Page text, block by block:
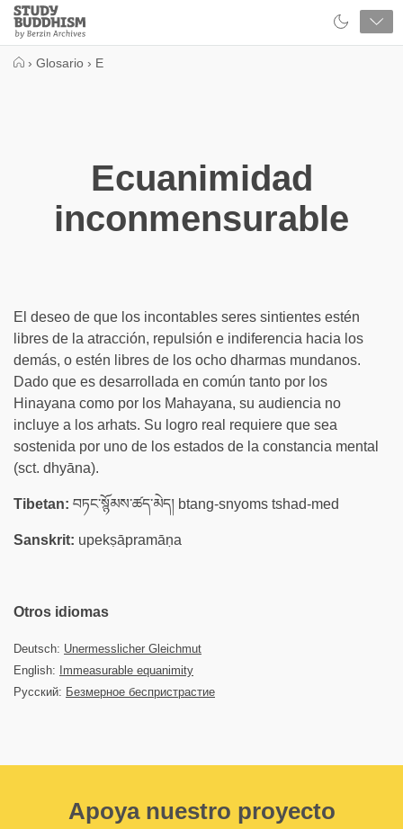
Close
Study
Buddhism
› Glosario › E
Ecuanimidad
inconmensurable
El deseo de que los incontables seres sintientes estén
libres de la atracción, repulsión e indiferencia hacia los
demás, o estén libres de los ocho dharmas mundanos.
Dado que es desarrollada en común tanto por los
Hinayana como por los Mahayana, su audiencia no
incluye a los arhats. Su logro real requiere que sea
sostenida por uno de los estados de la constancia mental
(sct. dhyāna).
Tibetan: བཏང་སྙོམས་ཚད་མེད། btang-snyoms tshad-med
Sanskrit: upekṣāpramāṇa
Otros idiomas
Deutsch: Unermesslicher Gleichmut
English:
Immeasurable equanimity
Русский: Безмерное беспристрастие
Apoya nuestro proyecto